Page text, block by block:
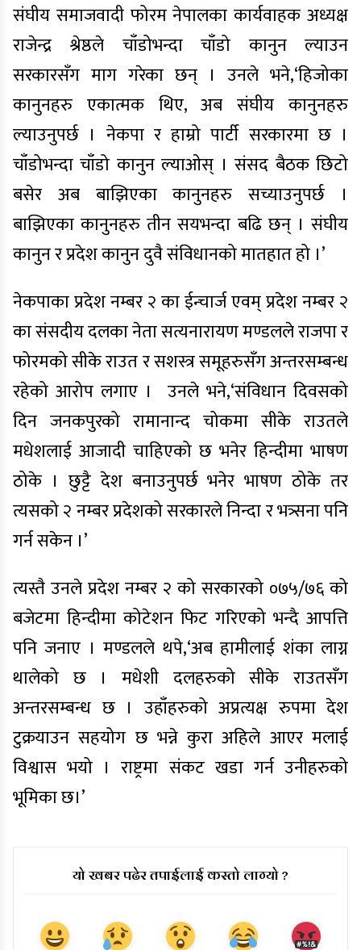
संघीय समाजवादी फोरम नेपालका कार्यवाहक अध्यक्ष
राजेन्द्र श्रेष्ठले चाँडोभन्दा चाँडो कानुन ल्याउन
सरकारसँग माग गरेका छन् । उनले भने,‘हिजोका
कानुनहरु एकात्मक थिए, अब संघीय कानुनहरु
ल्याउनुपर्छ । नेकपा र हाम्रो पार्टी सरकारमा छ ।
चाँडोभन्दा चाँडो कानुन ल्याओस् । संसद बैठक छिटो
बसेर अब बाझिएका कानुनहरु सच्याउनुपर्छ ।
बाझिएका कानुनहरु तीन सयभन्दा बढि छन् । संघीय
कानुन र प्रदेश कानुन दुवै संविधानको मातहात हो ।’
नेकपाका प्रदेश नम्बर २ का ईन्चार्ज एवम् प्रदेश नम्बर २
का संसदीय दलका नेता सत्यनारायण मण्डलले राजपा र
फोरमको सीके राउत र सशस्त्र समूहरुसँग अन्तरसम्बन्ध
रहेको आरोप लगाए । उनले भने,‘संविधान दिवसको
दिन जनकपुरको रामानान्द चोकमा सीके राउतले
मधेशलाई आजादी चाहिएको छ भनेर हिन्दीमा भाषण
ठोके । छुट्टै देश बनाउनुपर्छ भनेर भाषण ठोके तर
त्यसको २ नम्बर प्रदेशको सरकारले निन्दा र भत्र्सना पनि
गर्न सकेन ।’
त्यस्तै उनले प्रदेश नम्बर २ को सरकारको ०७५/७६ को
बजेटमा हिन्दीमा कोटेशन फिट गरिएको भन्दै आपत्ति
पनि जनाए । मण्डलले थपे,‘अब हामीलाई शंका लाग्न
थालेको छ । मधेशी दलहरुको सीके राउतसँग
अन्तरसम्बन्ध छ । उहाँहरुको अप्रत्यक्ष रुपमा देश
टुक्रयाउन सहयोग छ भन्ने कुरा अहिले आएर मलाई
विश्वास भयो । राष्ट्रमा संकट खडा गर्न उनीहरुको
भूमिका छ।’
यो खबर पढेर तपाईलाई कस्तो लाग्यो ?